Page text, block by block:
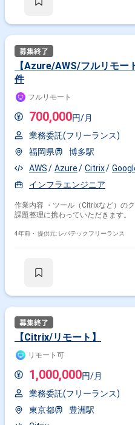
【Azure/AWS/フルリモー
件
フルリモート
700,000円/月
業務委託(フリーランス)
福岡県
博多駅
AWS
Azure Citrix
インフラエンジニア
作業内容 ・ツール（Citrixなど）の
課題整理に携わっていただきます。
4年前・ 提供元: レバテックフリーランス
【Citrix/リモート】
リモート可
1,000,000円/月
業務委託(フリーランス)
東京都
豊洲駅